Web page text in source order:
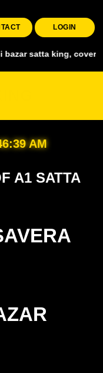
LOGIN
covering all
AM
A1 SATTA